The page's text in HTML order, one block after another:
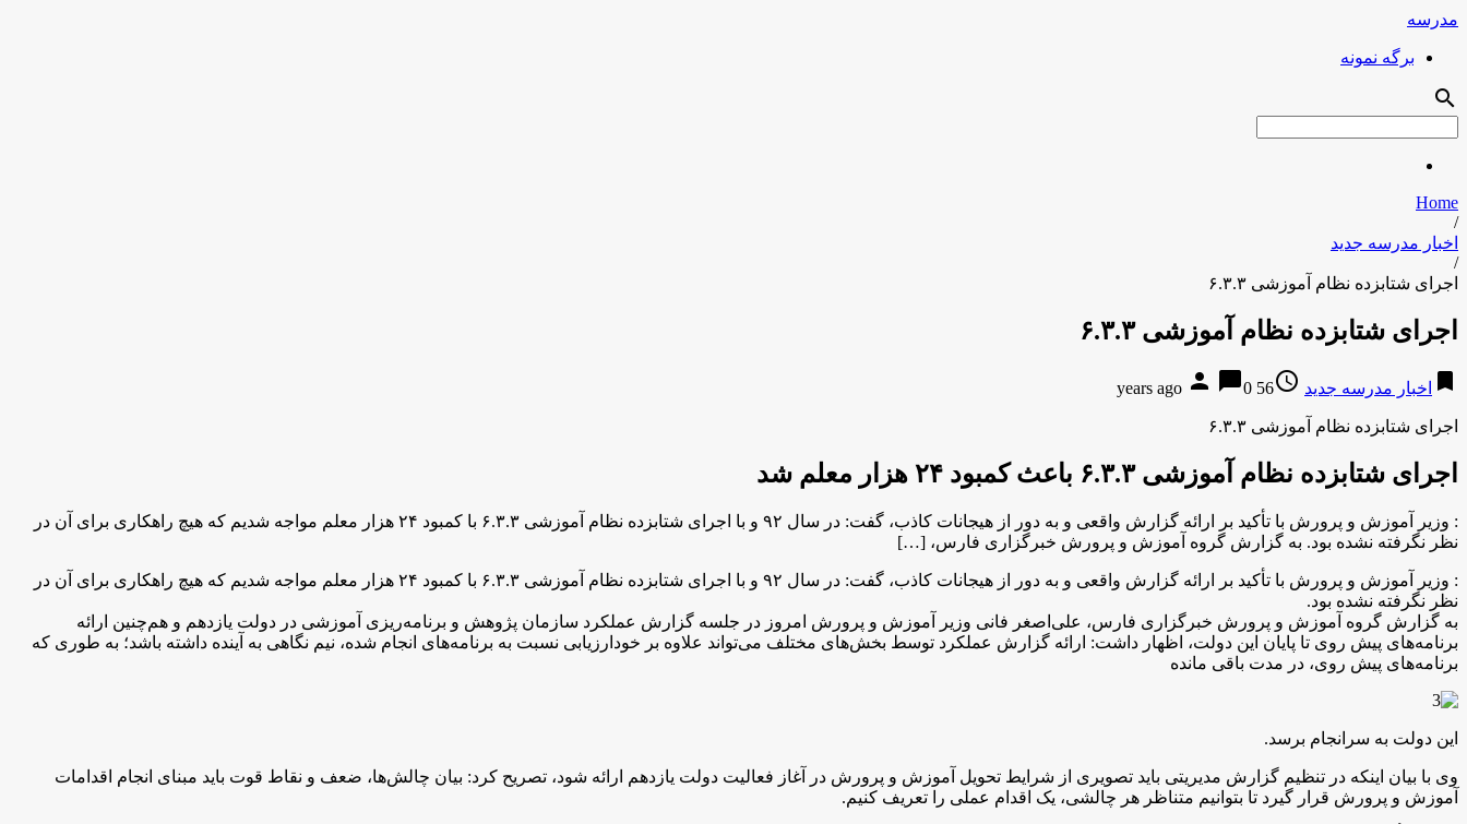
مدرسه
برگه نمونه
search
Home
/
اخبار مدرسه جدید
/
اجرای شتابزده نظام آموزشی ۶.۳.۳
اجرای شتابزده نظام آموزشی ۶.۳.۳
bookmark اخبار مدرسه جدید access_time
56 years ago
person chat_bubble0
اجرای شتابزده نظام آموزشی ۶.۳.۳
اجرای شتابزده نظام آموزشی ۶.۳.۳ باعث کمبود ۲۴ هزار معلم شد
: وزیر آموزش و پرورش با تأکید بر ارائه گزارش واقعی و به دور از هیجانات کاذب، گفت: در سال ۹۲ و با اجرای شتابزده نظام آموزشی ۶.۳.۳ با کمبود ۲۴ هزار معلم مواجه شدیم که هیچ راهکاری برای آن در
نظر نگرفته نشده بود. به گزارش گروه آموزش و پرورش خبرگزاری فارس، […]
: وزیر آموزش و پرورش با تأکید بر ارائه گزارش واقعی و به دور از هیجانات کاذب، گفت: در سال ۹۲ و با اجرای شتابزده نظام آموزشی ۶.۳.۳ با کمبود ۲۴ هزار معلم مواجه شدیم که هیچ راهکاری برای آن در
نظر نگرفته نشده بود.
به گزارش گروه آموزش و پرورش خبرگزاری فارس، علی‌اصغر فانی وزیر آموزش و پرورش امروز در جلسه گزارش عملکرد سازمان پژوهش و برنامه‌ریزی آموزشی در دولت یازدهم و هم‌چنین ارائه
برنامه‌های پیش روی تا پایان این دولت، اظهار داشت: ارائه گزارش عملکرد توسط بخش‌های مختلف می‌تواند علاوه بر خودارزیابی نسبت به برنامه‌های انجام شده، نیم نگاهی به آینده داشته باشد؛ به طوری که
برنامه‌های پیش روی، در مدت باقی مانده
این دولت به سرانجام برسد.
وی با بیان اینکه در تنظیم گزارش مدیریتی باید تصویری از شرایط تحویل آموزش و پرورش در آغاز فعالیت دولت یازدهم ارائه شود، تصریح کرد: بیان چالش‌ها، ضعف و نقاط قوت باید مبنای انجام اقدامات
آموزش و پرورش قرار گیرد تا بتوانیم متناظر هر چالشی، یک اقدام عملی را تعریف کنیم.